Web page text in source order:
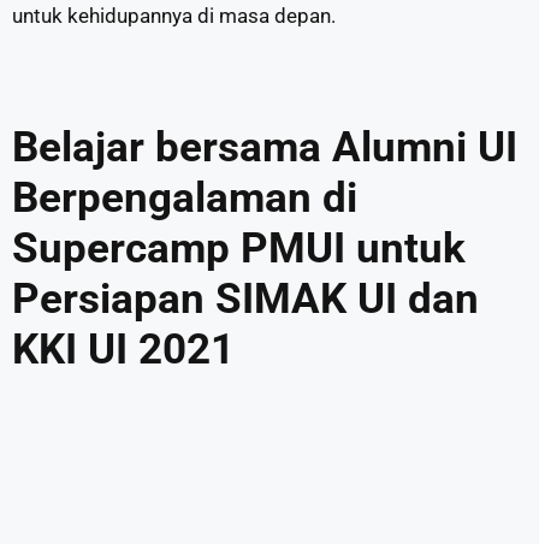
untuk kehidupannya di masa depan.
Belajar bersama Alumni UI
Berpengalaman di
Supercamp PMUI untuk
Persiapan SIMAK UI dan
KKI UI 2021